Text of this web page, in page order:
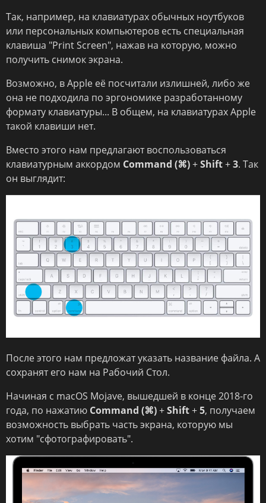
Так, например, на клавиатурах обычных ноутбуков
или персональных компьютеров есть специальная
клавиша "Print Screen", нажав на которую, можно
получить снимок экрана.
Возможно, в Apple её посчитали излишней, либо же
она не подходила по эргономике разработанному
формату клавиатуры... В общем, на клавиатурах Apple
такой клавиши нет.
Вместо этого нам предлагают воспользоваться
клавиатурным аккордом Command (⌘)+Shift+3. Так
он выглядит:
После этого нам предложат указать название файла. А
сохранят его нам на Рабочий Стол.
Начиная с macOS Mojave, вышедшей в конце 2018-го
года, по нажатию Command (⌘)+Shift+5, получаем
возможность выбрать часть экрана, которую мы
хотим "сфотографировать".